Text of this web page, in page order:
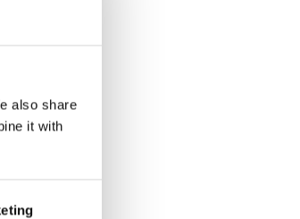
also share
it with